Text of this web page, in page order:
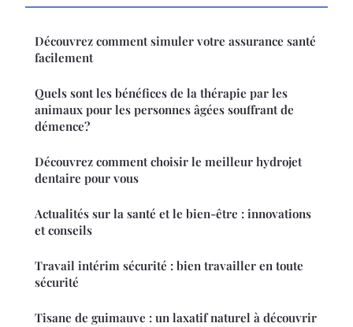
Découvrez comment simuler votre assurance santé
facilement
Quels sont les bénéfices de la thérapie par les
animaux pour les personnes âgées souffrant de
démence?
Découvrez comment choisir le meilleur hydrojet
dentaire pour vous
Actualités sur la santé et le bien-être : innovations
et conseils
Travail intérim sécurité : bien travailler en toute
sécurité
Tisane de guimauve : un laxatif naturel à découvrir